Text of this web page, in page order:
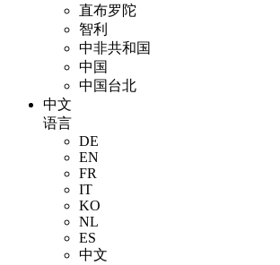
直布罗陀
智利
中非共和国
中国
中国台北
中文
语言
DE
EN
FR
IT
KO
NL
ES
中文